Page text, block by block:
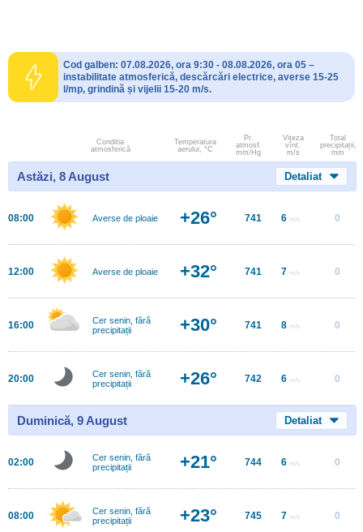
Cod galben: 07.08.2026, ora 9:30 - 08.08.2026, ora 05 –
instabilitate atmosferică, descărcări electrice, averse 15-25
l/mp, grindină și vijelii 15-20 m/s.
Conditia
atmosferică
Temperatura
aerului, °C
Pr.
atmosf.
mm/Hg
Viteza
vînt.
m/s
Total
precipitații,
mm
Astăzi, 8 August Detaliat
08:00 Averse de ploaie +26° 741 6 m/s 0
12:00 Averse de ploaie +32° 741 7 m/s 0
16:00
Cer senin, fără
precipitații
+30° 741 8 m/s 0
20:00
Cer senin, fără
precipitații
+26° 742 6 m/s 0
Duminică, 9 August Detaliat
02:00
Cer senin, fără
precipitații
+21° 744 6 m/s 0
08:00
Cer senin, fără
precipitații
+23° 745 7 m/s 0